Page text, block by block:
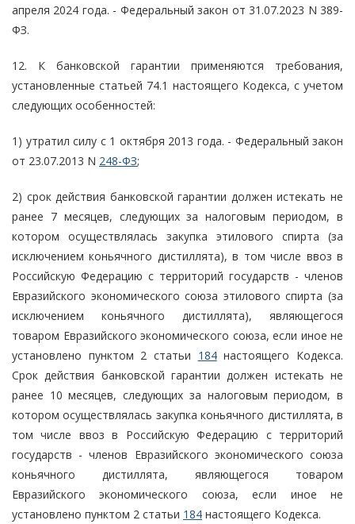
апреля 2024 года. - Федеральный закон от 31.07.2023 N 389-
ФЗ.
12. К банковской гарантии применяются требования,
установленные статьей 74.1 настоящего Кодекса, с учетом
следующих особенностей:
1) утратил силу с 1 октября 2013 года. - Федеральный закон
от 23.07.2013 N 248-ФЗ;
2) срок действия банковской гарантии должен истекать не
ранее 7 месяцев, следующих за налоговым периодом, в
котором осуществлялась закупка этилового спирта (за
исключением коньячного дистиллята), в том числе ввоз в
Российскую Федерацию с территорий государств - членов
Евразийского экономического союза этилового спирта (за
исключением коньячного дистиллята), являющегося
товаром Евразийского экономического союза, если иное не
установлено пунктом 2 статьи 184настоящего Кодекса.
Срок действия банковской гарантии должен истекать не
ранее 10 месяцев, следующих за налоговым периодом, в
котором осуществлялась закупка коньячного дистиллята, в
том числе ввоз в Российскую Федерацию с территорий
государств - членов Евразийского экономического союза
коньячного дистиллята, являющегося товаром
Евразийского экономического союза, если иное не
установлено пунктом 2 статьи 184 настоящего Кодекса.